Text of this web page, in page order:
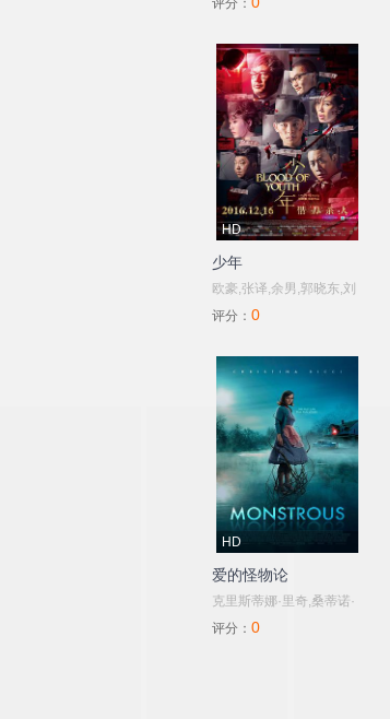
评分：
HD
少年
欧豪,张译,余男,郭晓东,刘
天佐,郭姝彤,周一围,王奕
可凡
评分： 0
HD
爱的怪物论
克里斯蒂娜·里奇,桑蒂诺·
巴纳德,Don,Baldaramos,
评分： 0